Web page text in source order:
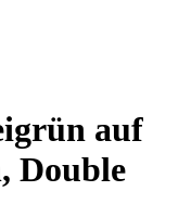
auf
Double